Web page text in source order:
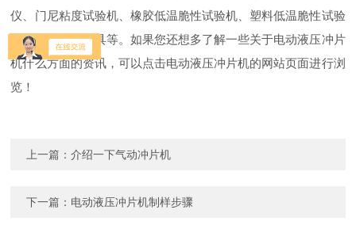
仪、门尼粘度试验机、橡胶低温脆性试验机、塑料低温脆性试验
机、橡胶试验模具等。如果您还想多了解一些关于电动液压冲片
机什么方面的资讯，可以点击电动液压冲片机的网站页面进行浏
览！
上一篇：介绍一下气动冲片机
下一篇： 电动液压冲片机制样步骤